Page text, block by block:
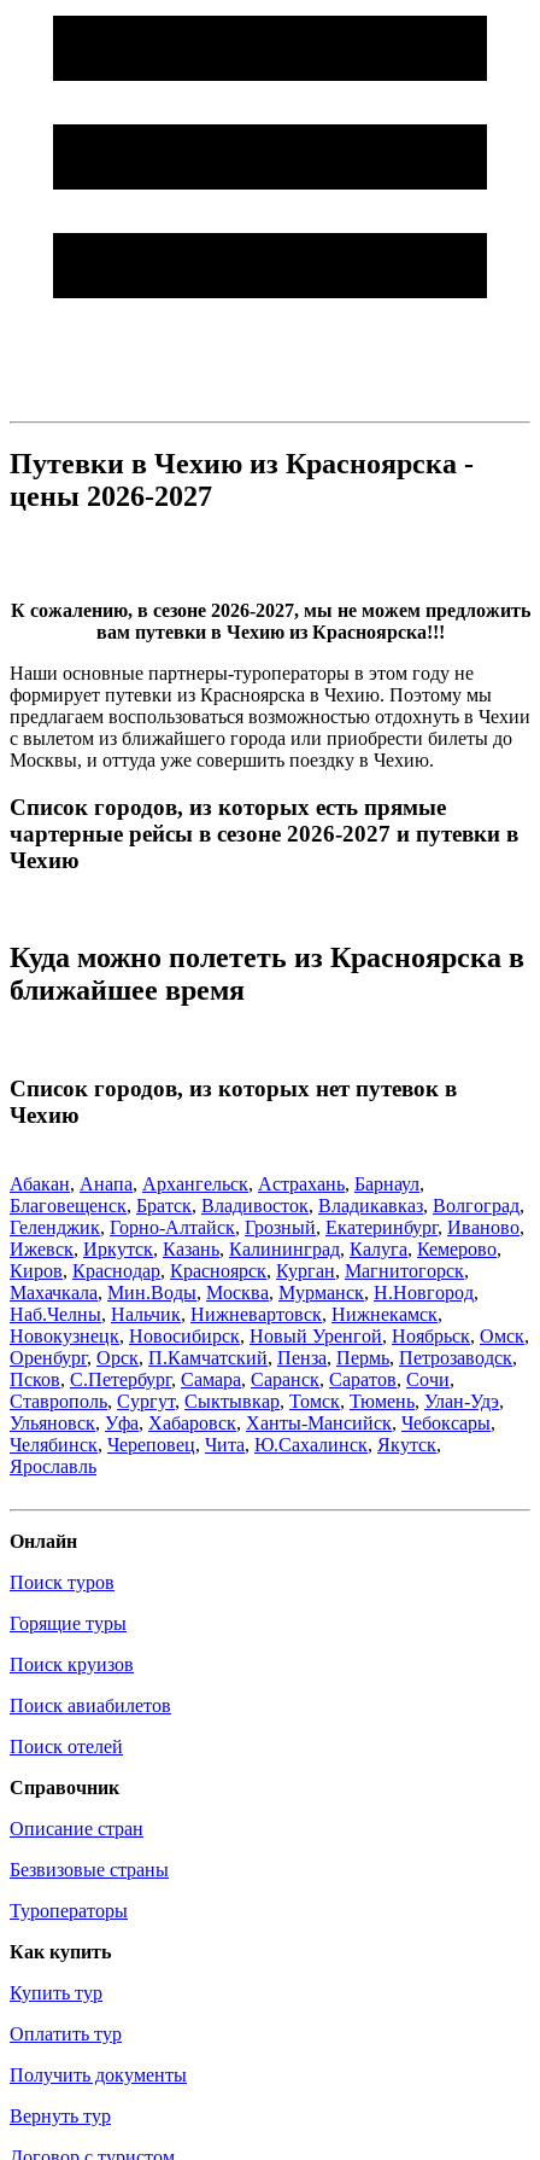
Путевки в Чехию из Красноярска -
цены 2026-2027
К сожалению, в сезоне 2026-2027, мы не можем предложить
вам путевки в Чехию из Красноярска!!!
Наши основные партнеры-туроператоры в этом году не
формирует путевки из Красноярска в Чехию. Поэтому мы
предлагаем воспользоваться возможностью отдохнуть в Чехии
с вылетом из ближайшего города или приобрести билеты до
Москвы, и оттуда уже совершить поездку в Чехию.
Список городов, из которых есть прямые
чартерные рейсы в сезоне 2026-2027 и путевки в
Чехию
Куда можно полететь из Красноярска в
ближайшее время
Список городов, из которых нет путевок в
Чехию
Абакан, Анапа, Архангельск, Астрахань, Барнаул,
Благовещенск, Братск, Владивосток, Владикавказ, Волгоград,
Геленджик, Горно-Алтайск, Грозный, Екатеринбург, Иваново,
Ижевск, Иркутск, Казань, Калининград, Калуга, Кемерово,
Киров, Краснодар, Красноярск, Курган, Магнитогорск,
Махачкала, Мин.Воды, Москва, Мурманск, Н.Новгород,
Наб.Челны, Нальчик, Нижневартовск, Нижнекамск,
Новокузнецк, Новосибирск, Новый Уренгой, Ноябрьск, Омск,
Оренбург, Орск, П.Камчатский, Пенза, Пермь, Петрозаводск,
Псков, С.Петербург, Самара, Саранск, Саратов, Сочи,
Ставрополь, Сургут, Сыктывкар, Томск, Тюмень, Улан-Удэ,
Ульяновск, Уфа, Хабаровск, Ханты-Мансийск, Чебоксары,
Челябинск, Череповец, Чита, Ю.Сахалинск, Якутск,
Ярославль
Онлайн
Поиск туров
Горящие туры
Поиск круизов
Поиск авиабилетов
Поиск отелей
Справочник
Описание стран
Безвизовые страны
Туроператоры
Как купить
Купить тур
Оплатить тур
Получить документы
Вернуть тур